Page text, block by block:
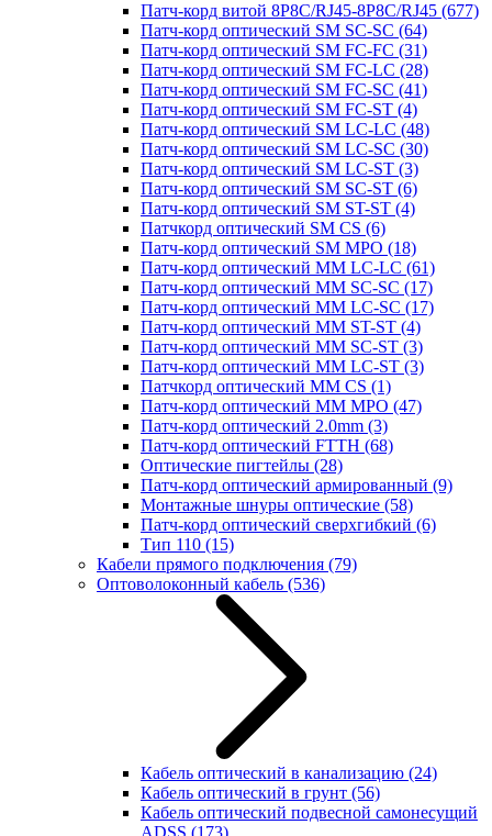
Патч-корд витой 8P8C/RJ45-8P8C/RJ45 (677)
Патч-корд оптический SM SC-SC (64)
Патч-корд оптический SM FC-FC (31)
Патч-корд оптический SM FC-LC (28)
Патч-корд оптический SM FC-SC (41)
Патч-корд оптический SM FC-ST (4)
Патч-корд оптический SM LC-LC (48)
Патч-корд оптический SM LC-SC (30)
Патч-корд оптический SM LC-ST (3)
Патч-корд оптический SM SC-ST (6)
Патч-корд оптический SM ST-ST (4)
Патчкорд оптический SM CS (6)
Патч-корд оптический SM MPO (18)
Патч-корд оптический MM LC-LC (61)
Патч-корд оптический MM SC-SC (17)
Патч-корд оптический MM LC-SC (17)
Патч-корд оптический MM ST-ST (4)
Патч-корд оптический MM SC-ST (3)
Патч-корд оптический MM LC-ST (3)
Патчкорд оптический MM CS (1)
Патч-корд оптический MM MPO (47)
Патч-корд оптический 2.0mm (3)
Патч-корд оптический FTTH (68)
Оптические пигтейлы (28)
Патч-корд оптический армированный (9)
Монтажные шнуры оптические (58)
Патч-корд оптический сверхгибкий (6)
Тип 110 (15)
Кабели прямого подключения (79)
Оптоволоконный кабель (536)
Кабель оптический в канализацию (24)
Кабель оптический в грунт (56)
Кабель оптический подвесной самонесущий
ADSS (173)